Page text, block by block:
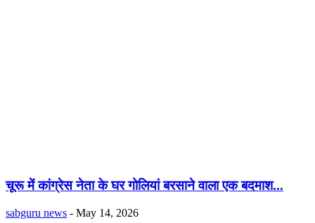
चूरू में कांग्रेस नेता के घर गोलियां बरसाने वाला एक बदमाश...
sabguru news - May 14, 2026